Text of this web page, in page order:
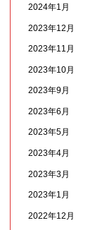
2024年1月
2023年12月
2023年11月
2023年10月
2023年9月
2023年6月
2023年5月
2023年4月
2023年3月
2023年1月
2022年12月